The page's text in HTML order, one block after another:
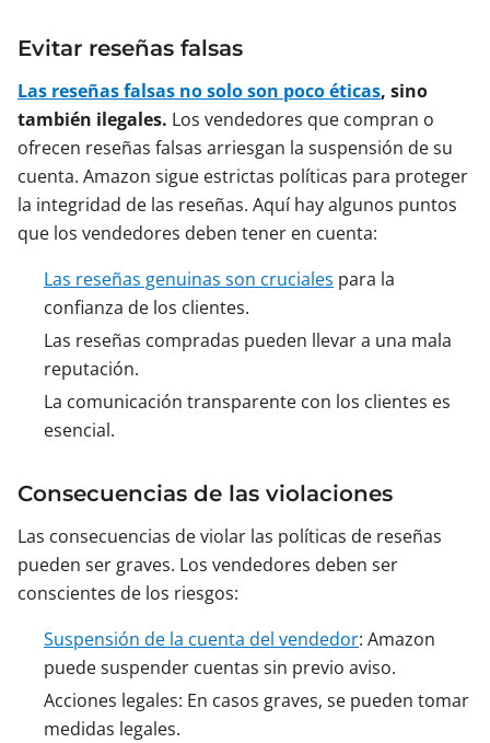
Evitar reseñas falsas
Las reseñas falsas no solo son poco éticas, sino
también ilegales. Los vendedores que compran o
ofrecen reseñas falsas arriesgan la suspensión de su
cuenta. Amazon sigue estrictas políticas para proteger
la integridad de las reseñas. Aquí hay algunos puntos
que los vendedores deben tener en cuenta:
Las reseñas genuinas son cruciales para la
confianza de los clientes.
Las reseñas compradas pueden llevar a una mala
reputación.
La comunicación transparente con los clientes es
esencial.
Consecuencias de las violaciones
Las consecuencias de violar las políticas de reseñas
pueden ser graves. Los vendedores deben ser
conscientes de los riesgos:
Suspensión de la cuenta del vendedor: Amazon
puede suspender cuentas sin previo aviso.
Acciones legales: En casos graves, se pueden tomar
medidas legales.